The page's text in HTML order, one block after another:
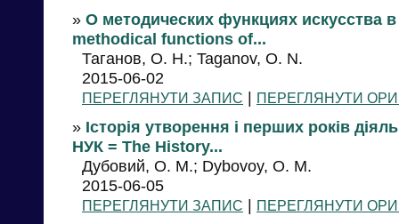
» О методических функциях искусства
methodical functions of...
Таганов, О. Н.; Taganov, O. N.
2015-06-02
ПЕРЕГЛЯНУТИ ЗАПИС | ПЕРЕГЛЯНУТИ
» Історія утворення і перших років
НУК = The History...
Дубовий, О. М.; Dybovoy, O. M.
2015-06-05
ПЕРЕГЛЯНУТИ ЗАПИС | ПЕРЕГЛЯНУТИ